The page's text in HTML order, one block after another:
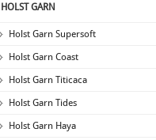
HOLST GARN
Holst Garn Supersoft
Holst Garn Coast
Holst Garn Titicaca
Holst Garn Tides
Holst Garn Haya